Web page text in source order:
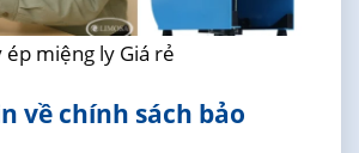
ép miệng ly Giá rẻ
về chính sách bảo